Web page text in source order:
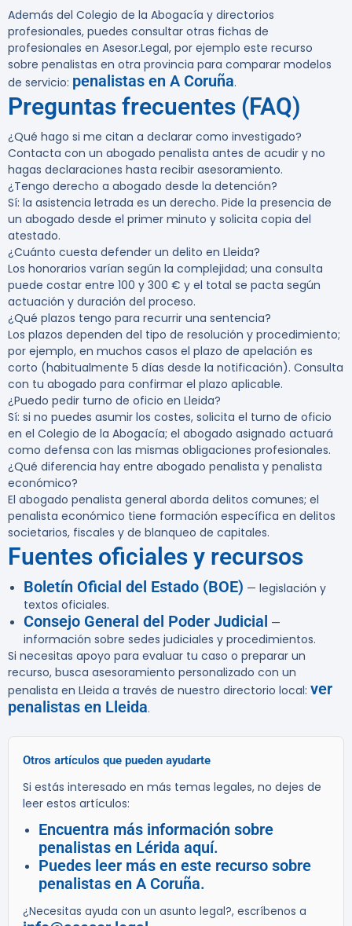
Además del Colegio de la Abogacía y directorios
profesionales, puedes consultar otras fichas de
profesionales en Asesor.Legal, por ejemplo este recurso
sobre penalistas en otra provincia para comparar modelos
de servicio: penalistas en A Coruña.
Preguntas frecuentes (FAQ)
¿Qué hago si me citan a declarar como investigado?
Contacta con un abogado penalista antes de acudir y no
hagas declaraciones hasta recibir asesoramiento.
¿Tengo derecho a abogado desde la detención?
Sí: la asistencia letrada es un derecho. Pide la presencia de
un abogado desde el primer minuto y solicita copia del
atestado.
¿Cuánto cuesta defender un delito en Lleida?
Los honorarios varían según la complejidad; una consulta
puede costar entre 100 y 300 € y el total se pacta según
actuación y duración del proceso.
¿Qué plazos tengo para recurrir una sentencia?
Los plazos dependen del tipo de resolución y procedimiento;
por ejemplo, en muchos casos el plazo de apelación es
corto (habitualmente 5 días desde la notificación). Consulta
con tu abogado para confirmar el plazo aplicable.
¿Puedo pedir turno de oficio en Lleida?
Sí: si no puedes asumir los costes, solicita el turno de oficio
en el Colegio de la Abogacía; el abogado asignado actuará
como defensa con las mismas obligaciones profesionales.
¿Qué diferencia hay entre abogado penalista y penalista
económico?
El abogado penalista general aborda delitos comunes; el
penalista económico tiene formación específica en delitos
societarios, fiscales y de blanqueo de capitales.
Fuentes oficiales y recursos
Boletín Oficial del Estado (BOE) — legislación y
textos oficiales.
Consejo General del Poder Judicial —
información sobre sedes judiciales y procedimientos.
Si necesitas apoyo para evaluar tu caso o preparar un
recurso, busca asesoramiento personalizado con un
penalista en Lleida a través de nuestro directorio local: ver
penalistas en Lleida.
Otros artículos que pueden ayudarte
Si estás interesado en más temas legales, no dejes de
leer estos artículos:
Encuentra más información sobre
penalistas en Lérida aquí.
Puedes leer más en este recurso sobre
penalistas en A Coruña.
¿Necesitas ayuda con un asunto legal?, escríbenos a